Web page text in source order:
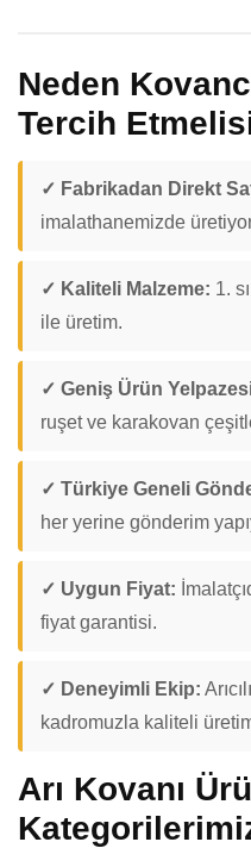
Neden
Tercih
✓ Fabrikadan Direkt
imalathanemizde
✓ Kaliteli Malzeme: 1.
ile üretim.
✓ Geniş Ürün
ruşet ve karakovan
✓ Türkiye Geneli
her yerine gönderim
✓ Uygun Fiyat:
fiyat garantisi.
✓ Deneyimli Ekip:
kadromuzla kaliteli
Arı Kovanı